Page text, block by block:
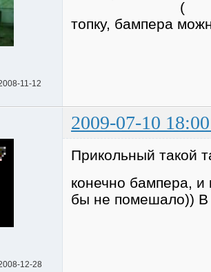
11-12
топку, бампера
2009-07-10
12-28
Прикольный такой
конечно бампера,
бы не помешало)) В